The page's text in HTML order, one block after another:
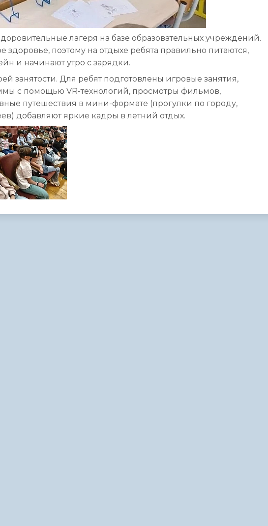
лагеря на базе образовательных учреждений.
поэтому на отдыхе ребята правильно питаются,
и начинают утро с зарядки.
занятости. Для ребят подготовлены игровые занятия,
с помощью VR-технологий, просмотры фильмов,
путешествия в мини-формате (прогулки по городу,
добавляют яркие кадры в летний отдых.